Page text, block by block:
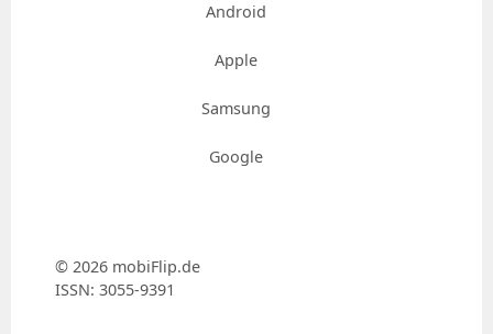
Android
Apple
Samsung
Google
© 2026 mobiFlip.de
ISSN: 3055-9391